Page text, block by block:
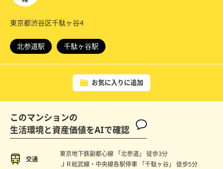
東京都渋谷区千駄ヶ谷4
北参道駅 千駄ヶ谷駅
お気に入りに追加
このマンションの
生活環境と資産価値をAIで確認
交通
東京地下鉄副都心線 「北参道」 徒歩3分
ＪＲ総武線・中央線各駅停車 「千駄ヶ谷」 徒歩5分